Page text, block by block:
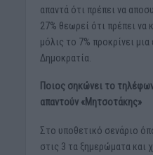
απαντά ότι πρέπει να
27% θεωρεί ότι πρέπει να
μόλις το 7% προκρίνει
Δημοκρατία.
Ποιος σηκώνει το
απαντούν «Μητσοτάκης»
Στο υποθετικό σενάριο
στις 3 τα ξημερώματα και